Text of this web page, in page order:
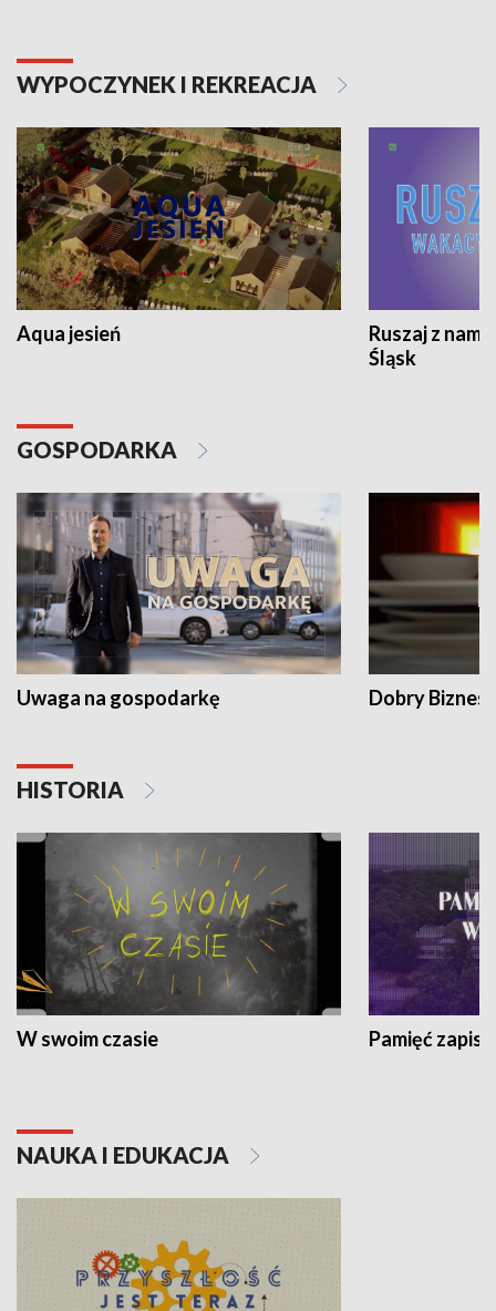
WYPOCZYNEK I REKREACJA
Aqua jesień
Ruszaj z
Śląsk
GOSPODARKA
Uwaga na gospodarkę Dobry Biznes
HISTORIA
W swoim czasie Pamięć
NAUKA I EDUKACJA